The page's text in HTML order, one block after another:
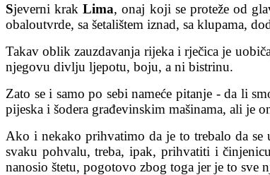
Sjeverni krakLima, onaj koji se proteže od
obaloutvrde, sa šetalištem iznad, sa klupama,
Takav oblik zauzdavanja rijeka i rječica je
njegovu divlju ljepotu, boju, a ni bistrinu.
Zato se i samo po sebi nameće pitanje - da li
pijeska i šodera građevinskim mašinama, ali je
Ako i nekako prihvatimo da je to trebalo da se
svaku pohvalu, treba, ipak, prihvatiti i
nanosio štetu, pogotovo zbog toga jer je to sve